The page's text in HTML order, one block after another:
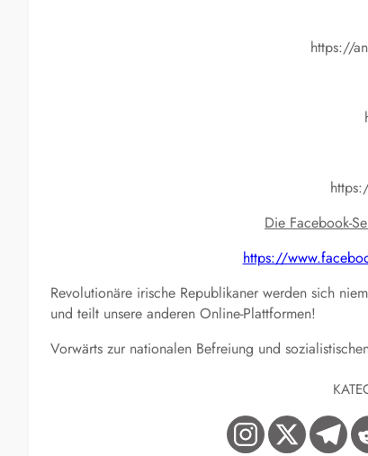
https://
Die Facebook-
https://
Revolutionäre irische Republikaner werden sich
und teilt unsere anderen Online-Plattformen!
Vorwärts zur nationalen Befreiung und